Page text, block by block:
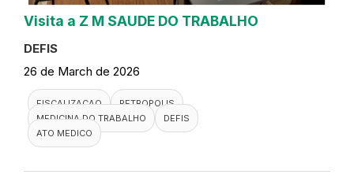
Visita a Z M SAUDE DO TRABALHO
DEFIS
26 de March de 2026
FISCALIZACAO
PETROPOLIS
MEDICINA DO TRABALHO
DEFIS
ATO MEDICO